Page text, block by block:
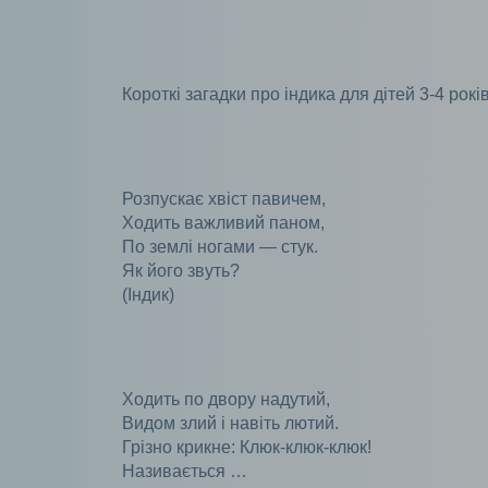
Короткі загадки про індика для дітей 3-4
Розпускає хвіст павичем,
Ходить важливий паном,
По землі ногами — стук.
Як його звуть?
(Індик)
Ходить по двору надутий,
Видом злий і навіть лютий.
Грізно крикне: Клюк-клюк-клюк!
Називається …